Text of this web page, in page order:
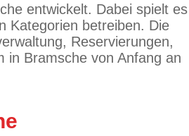
entwickelt. Dabei spielt es
Kategorien betreiben. Die
Reservierungen,
in Bramsche von Anfang an